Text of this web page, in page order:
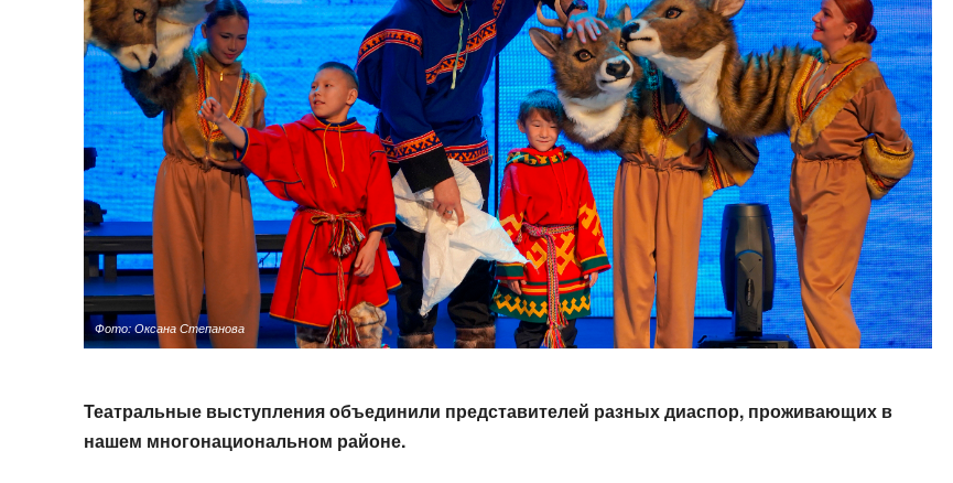
Фото: Оксана Степанова
Театральные выступления объединили представителей разных диаспор, проживающих в
нашем многонациональном районе.